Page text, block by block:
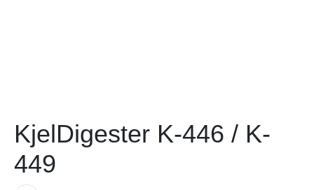
Kjel­Digester K-446 / K-
449